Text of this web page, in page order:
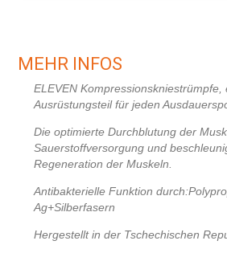
MEHR INFOS
ELEVEN Kompressionskniestrümpfe,
Ausrüstungsteil für jeden
Die optimierte Durchblutung der
Sauerstoffversorgung und
Regeneration der Muskeln.
Antibakterielle Funktion durch:
Ag+Silberfasern
Hergestellt in der Tschechischen